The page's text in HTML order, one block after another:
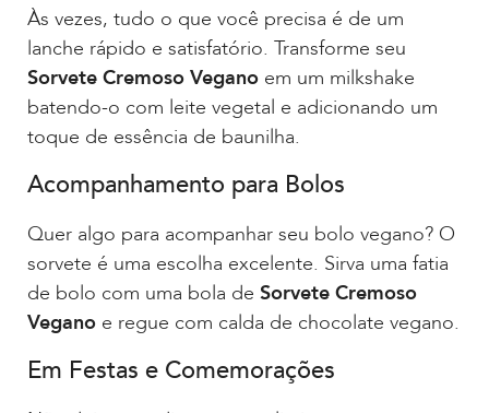
Às vezes, tudo o que você precisa é de um
lanche rápido e satisfatório. Transforme seu
Sorvete Cremoso Vegano em um milkshake
batendo-o com leite vegetal e adicionando um
toque de essência de baunilha.
Acompanhamento para Bolos
Quer algo para acompanhar seu bolo vegano? O
sorvete é uma escolha excelente. Sirva uma fatia
de bolo com uma bola de Sorvete Cremoso
Vegano e regue com calda de chocolate vegano.
Em Festas e Comemorações